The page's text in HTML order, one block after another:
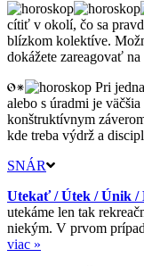
cítiť v okolí, čo sa
blízkom kolektíve.
dokážete zareagovať
Pri
alebo s úradmi je
konštruktívnym
kde treba výdrž a
SNÁR
Utekať / Útek / Únik /
utekáme len tak
niekým. V prvom
viac »